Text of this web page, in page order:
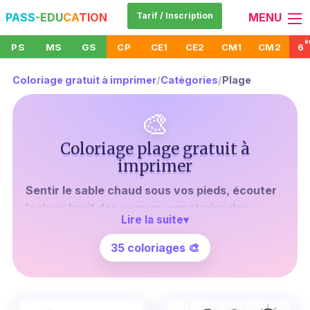
PASS-EDUCATION Tarif / Inscription MENU
PS MS GS CP CE1 CE2 CM1 CM2 6
Coloriage gratuit à imprimer/Catégories/Plage
🎨
Coloriage plage gratuit à
imprimer
Sentir le sable chaud sous vos pieds, écouter
le doux bruit des vagues, construire des
châteaux de sable...Quoi de plus apaisant que
l'atmosphère d'une plage en été ? Si vous aussi,
vous rêvez d'évasion et de douceur, nous avons
ce qu'il vous faut !
Lire la suite▾
35 coloriages 🎨